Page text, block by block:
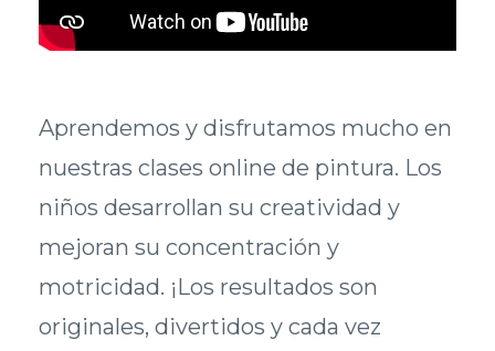
Aprendemos y disfrutamos mucho en
nuestras clases online de pintura. Los
niños desarrollan su creatividad y
mejoran su concentración y
motricidad. ¡Los resultados son
originales, divertidos y cada vez